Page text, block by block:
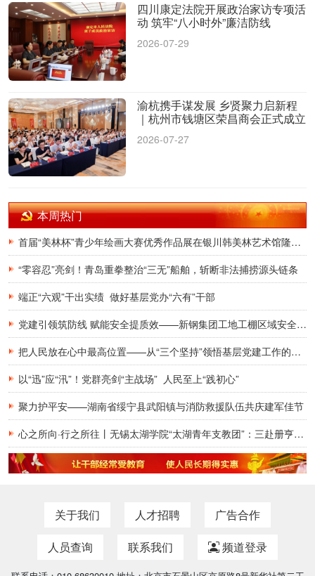
四川康定法院开展政治家访专项活
动 筑牢“八小时外”廉洁防线
2026-07-29
渝杭携手谋发展 乡贤聚力启新程
｜杭州市钱塘区荣昌商会正式成立
2026-07-27
本周热门
首届“美林杯”青少年绘画大赛优秀作品展在银川韩美林艺术馆隆重开幕
“零容忍”亮剑！青岛重拳整治“三无”船舶，斩断非法捕捞源头链条
端正“六观”干出实绩 做好基层党办“六有”干部
党建引领筑防线 赋能安全提质效——新钢集团工地工棚区域安全管理创新实践研究
把人民放在心中最高位置——从“三个坚持”领悟基层党建工作的为民初心
以“迅”应“汛”！党群亮剑“主战场” 人民至上“践初心”
聚力护平安——湖南省绥宁县武阳镇与消防救援队伍共庆建军佳节
心之所向·行之所往丨无锡太湖学院“太湖青年支教团”：三赴册亨，十年之约再启盛夏
关于我们 人才招聘
广告合作
人员查询
联系我们 频道登录